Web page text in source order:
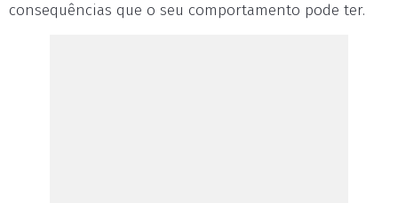
consequências que o seu comportamento pode ter.